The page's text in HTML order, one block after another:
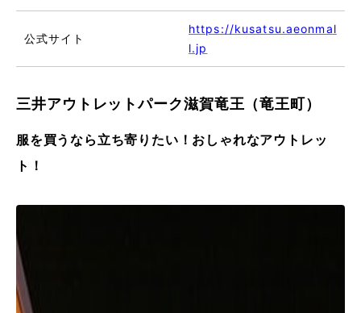
公式サイト
https://kusatsu.aeonmal
l.jp
三井アウトレットパーク滋賀竜王（竜王町）
服を買うなら立ち寄りたい！おしゃれなアウトレッ
ト！